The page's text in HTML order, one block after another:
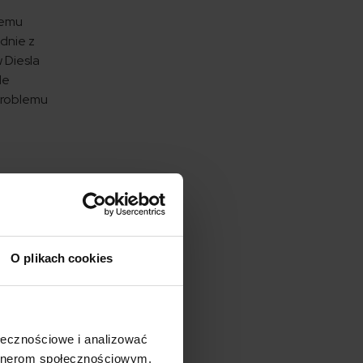
O plikach cookies
i analizować
społecznościowym,
z
Diesla
–
to
taki